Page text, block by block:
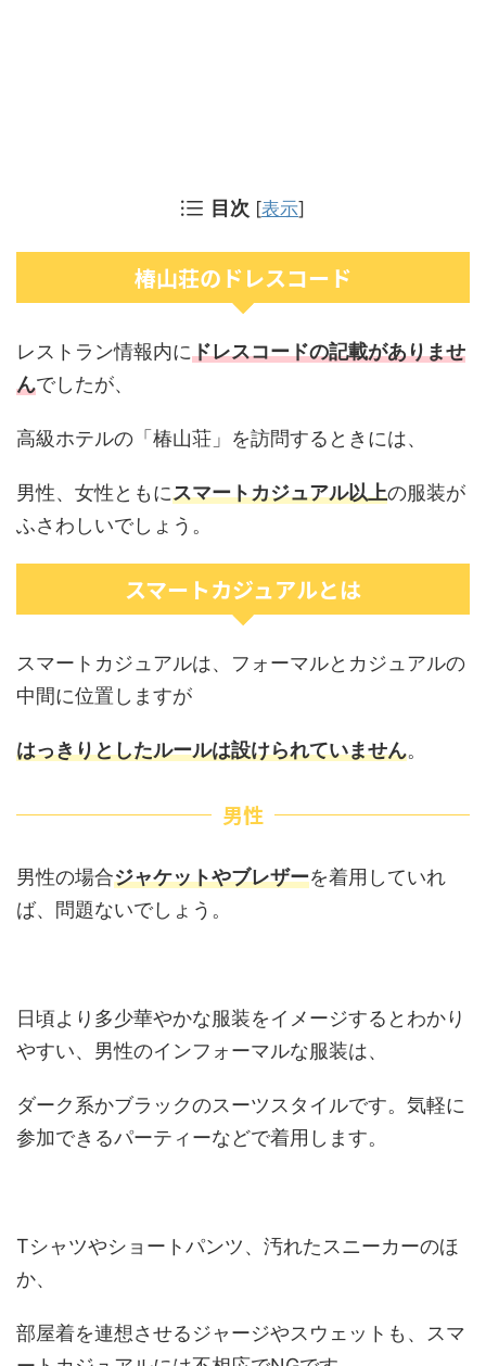
目次 [表示]
椿山荘のドレスコード
レストラン情報内にドレスコードの記載がありませ
んでしたが、
高級ホテルの「椿山荘」を訪問するときには、
男性、女性ともにスマートカジュアル以上の服装が
ふさわしいでしょう。
スマートカジュアルとは
スマートカジュアルは、フォーマルとカジュアルの
中間に位置しますが
はっきりとしたルールは設けられていません。
男性
男性の場合ジャケットやブレザーを着用していれ
ば、問題ないでしょう。
日頃より多少華やかな服装をイメージするとわかり
やすい、男性のインフォーマルな服装は、
ダーク系かブラックのスーツスタイルです。気軽に
参加できるパーティーなどで着用します。
Tシャツやショートパンツ、汚れたスニーカーのほ
か、
部屋着を連想させるジャージやスウェットも、スマ